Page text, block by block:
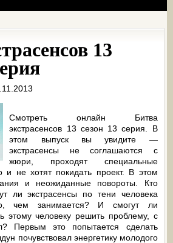
13
Смотреть онлайн Битва
экстрасенсов 13 сезон 13 серия. В
этом выпуск вы увидите —
экстрасенсы не соглашаются с
жюри, проходят специальные
и не хотят покидать проект. В этом
и неожиданные повороты. Кто
ли экстрасенсы по тени человека
чем занимается? И смогут ли
этому человеку решить проблему, с
Первым это попытается сделать
почувствовал энергетику молодого